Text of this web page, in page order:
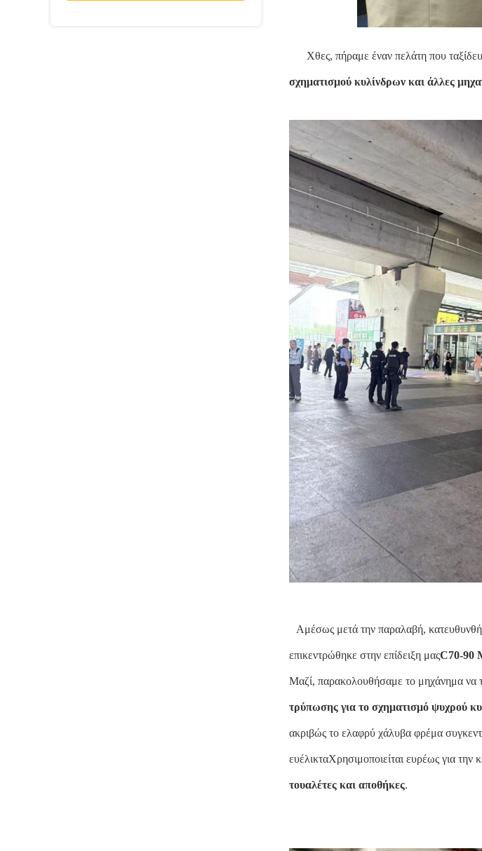
Χθες, πήραμε έναν πελάτη που
σχηματισμού κυλίνδρων και άλλες
Αμέσως μετά την παραλαβή,
επικεντρώθηκε στην επίδειξη μαςC70-90
Μαζί, παρακολουθήσαμε το μηχάνημα να
τρύπωσης για το σχηματισμό ψυχρού
ακριβώς το ελαφρύ χάλυβα φρέμα
ευέλικταΧρησιμοποιείται ευρέως για την
τουαλέτες και αποθήκες.